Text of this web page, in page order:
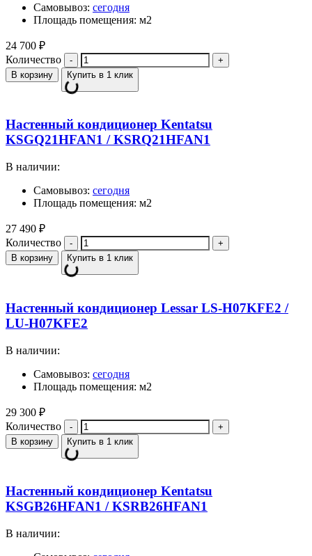
Самовывоз: сегодня
Площадь помещения: м2
24 700 ₽
Количество
В корзину Купить в 1 клик
Настенный кондиционер Kentatsu
KSGQ21HFAN1 / KSRQ21HFAN1
В наличии:
Самовывоз: сегодня
Площадь помещения: м2
27 490 ₽
Количество
В корзину Купить в 1 клик
Настенный кондиционер Lessar LS-H07KFE2 /
LU-H07KFE2
В наличии:
Самовывоз: сегодня
Площадь помещения: м2
29 300 ₽
Количество
В корзину Купить в 1 клик
Настенный кондиционер Kentatsu
KSGB26HFAN1 / KSRB26HFAN1
В наличии: